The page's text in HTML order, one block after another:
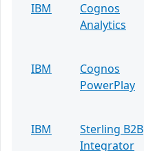
IBM
Cognos
Analytics
IBM
Cognos
PowerPlay
IBM
Sterling B2B
Integrator